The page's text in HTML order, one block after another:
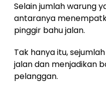
Selain jumlah warung
antaranya
pinggir bahu jalan.
Tak hanya itu,
jalan dan menjadikan
pelanggan.